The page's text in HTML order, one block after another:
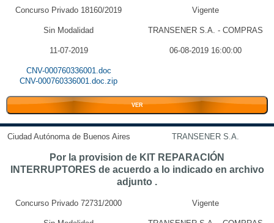
Concurso Privado 18160/2019 Vigente
Sin Modalidad TRANSENER S.A. - COMPRAS
11-07-2019 06-08-2019 16:00:00
CNV-000760336001.doc
CNV-000760336001.doc.zip
VER
Ciudad Autónoma de Buenos Aires TRANSENER S.A.
Por la provision de KIT REPARACIÓN
INTERRUPTORES de acuerdo a lo indicado en archivo
adjunto .
Concurso Privado 72731/2000 Vigente